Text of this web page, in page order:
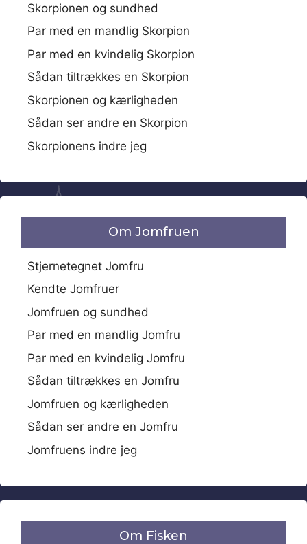
Skorpionen og sundhed
Par med en mandlig Skorpion
Par med en kvindelig Skorpion
Sådan tiltrækkes en Skorpion
Skorpionen og kærligheden
Sådan ser andre en Skorpion
Skorpionens indre jeg
Om Jomfruen
Stjernetegnet Jomfru
Kendte Jomfruer
Jomfruen og sundhed
Par med en mandlig Jomfru
Par med en kvindelig Jomfru
Sådan tiltrækkes en Jomfru
Jomfruen og kærligheden
Sådan ser andre en Jomfru
Jomfruens indre jeg
Om Fisken